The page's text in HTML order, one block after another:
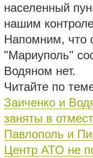
населенный
нашим
Напомним, что
"Мариуполь"
Водяном нет.
Читайте по
Заиченко и
заняты в
Павлополь и
Центр АТО не